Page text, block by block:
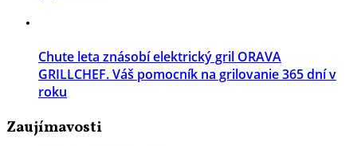
Chute leta znásobí elektrický gril ORAVA
GRILLCHEF. Váš pomocník na grilovanie 365 dní v
roku
Zaujímavosti